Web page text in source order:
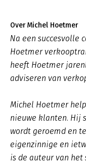
Over Michel Hoetmer
Na een succesvolle
Hoetmer
heeft Hoetmer
adviseren van
Michel Hoetmer
nieuwe klanten. Hij
wordt geroemd en
eigenzinnige en
is de auteur van het